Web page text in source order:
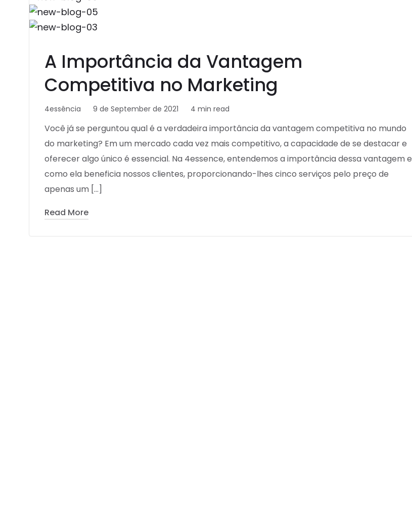
A Importância da Vantagem
Competitiva no Marketing
4essência 9 de September de 2021 4 min read
Você já se perguntou qual é a verdadeira importância da vantagem competitiva no mundo
do marketing? Em um mercado cada vez mais competitivo, a capacidade de se destacar e
oferecer algo único é essencial. Na 4essence, entendemos a importância dessa vantagem e
como ela beneficia nossos clientes, proporcionando-lhes cinco serviços pelo preço de
apenas um […]
Read More